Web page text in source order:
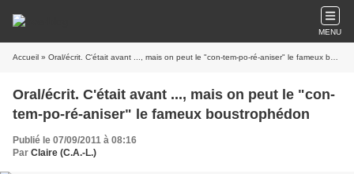
MENU
Accueil » Oral/écrit. C'était avant ..., mais on peut le "con-tem-po-ré-aniser" le fameux boustrophédon
Oral/écrit. C'était avant ..., mais on peut le "con-
tem-po-ré-aniser" le fameux boustrophédon
Publié le 07/09/2011 à 08:16
Par Claire (C.A.-L.)